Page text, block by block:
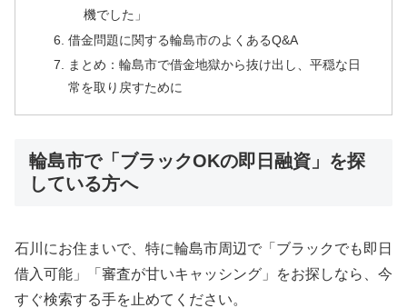
機でした」
借金問題に関する輪島市のよくあるQ&A
まとめ：輪島市で借金地獄から抜け出し、平穏な日
常を取り戻すために
輪島市で「ブラックOKの即日融資」を探
している方へ
石川にお住まいで、特に輪島市周辺で「ブラックでも即日
借入可能」「審査が甘いキャッシング」をお探しなら、今
すぐ検索する手を止めてください。